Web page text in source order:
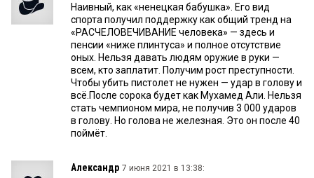
Наивный, как «ненецкая бабушка». Его вид
спорта получил поддержку как общий тренд на
«РАСЧЕЛОВЕЧИВАНИЕ человека» — здесь и
пенсии «ниже плинтуса» и полное отсутствие
оных. Нельзя давать людям оружие в руки —
всем, кто заплатит. Получим рост преступности.
Чтобы убить пистолет не нужен — удар в голову и
всё.После сорока будет как Мухамед Али. Нельзя
стать чемпионом мира, не получив 3 000 ударов
в голову. Но голова не железная. Это он после 40
поймёт.
Александр 7 июня 2021 в 13:38: